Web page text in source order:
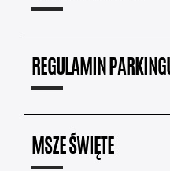
REGULAMIN
MSZE ŚWIĘTE